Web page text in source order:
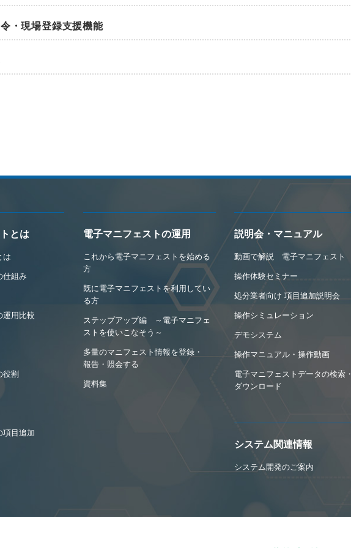
・現場登録支援機能
とは
は
仕組み
運用比較
役割
項目追加
電子マニフェストの運用
これから電子マニフェストを始める
方
既に電子マニフェストを利用してい
る方
ステップアップ編 ～電子マニフェ
ストを使いこなそう～
多量のマニフェスト情報を登録・
報告・照会する
資料集
説明会・マニュアル
動画で解説 電子マニフェスト
操作体験セミナー
処分業者向け 項目追加説明会
操作シミュレーション
デモシステム
操作マニュアル・操作動画
電子マニフェストデータの検索・
ダウンロード
システム関連情報
システム開発のご案内